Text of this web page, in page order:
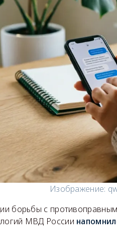
Изображение:
борьбы с
МВД России